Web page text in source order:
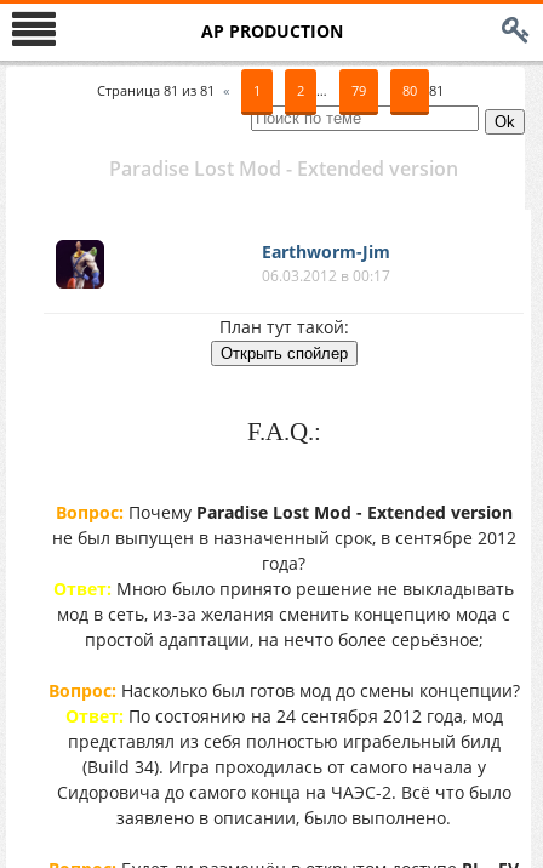
AP PRODUCTION
Страница 81 из 81 « 1 2 … 79 80 81
Paradise Lost Mod - Extended version
Earthworm-Jim
06.03.2012 в 00:17
План тут такой:
F.A.Q.:
Вопрос:Почему Paradise Lost Mod - Extended version
не был выпущен в назначенный срок, в сентябре 2012
года?
Ответ: Мною было принято решение не выкладывать
мод в сеть, из-за желания сменить концепцию мода с
простой адаптации, на нечто более серьёзное;
Вопрос:Насколько был готов мод до смены концепции?
Ответ:По состоянию на 24 сентября 2012 года, мод
представлял из себя полностью играбельный билд
(Build 34). Игра проходилась от самого начала у
Сидоровича до самого конца на ЧАЭС-2. Всё что было
заявлено в описании, было выполнено.